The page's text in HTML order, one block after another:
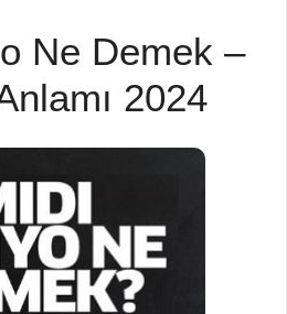
Ne Demek –
2024